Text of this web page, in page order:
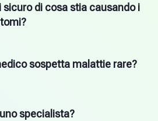
sicuro di cosa stia causando i
sospetta malattie rare?
specialista?